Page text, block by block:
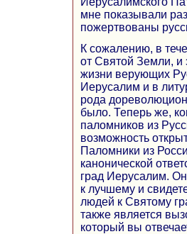
мне показывали
пожертвованы
К сожалению, в
от Святой Земли, и
жизни верующих
Иерусалим и в
рода
было. Теперь же,
паломников из
возможность
Паломники из
канонической
град Иерусалим.
к лучшему и
людей к Святому
также является
который вы